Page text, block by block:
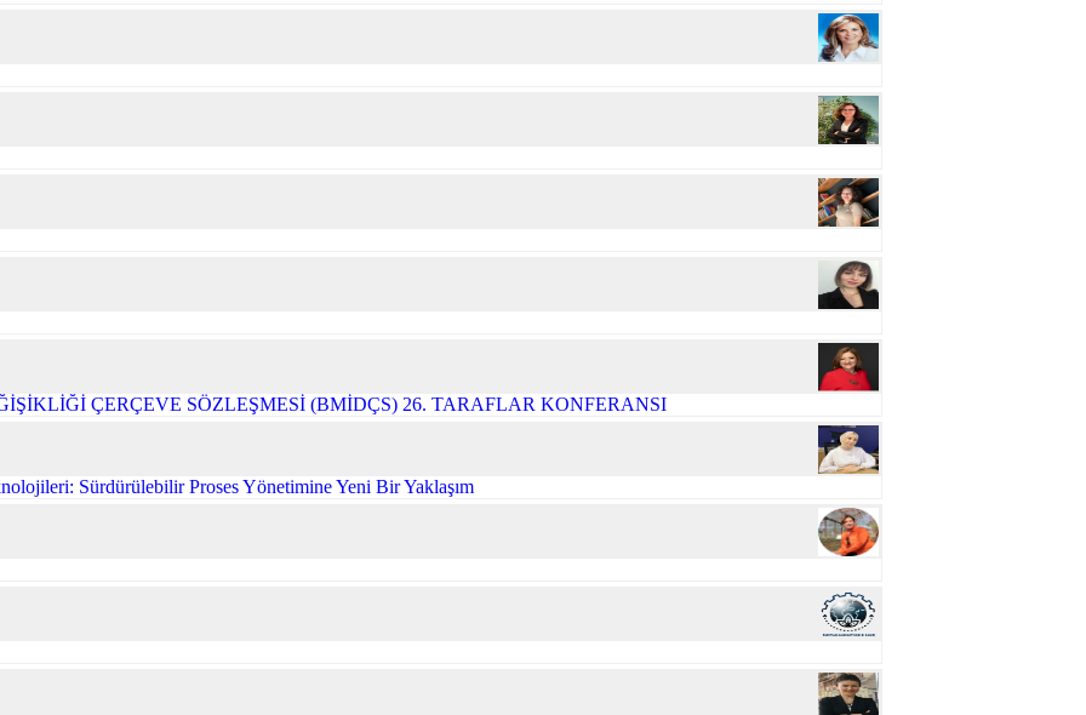
ÇERÇEVE SÖZLEŞMESİ (BMİDÇS) 26. TARAFLAR KONFERANSI
Sürdürülebilir Proses Yönetimine Yeni Bir Yaklaşım